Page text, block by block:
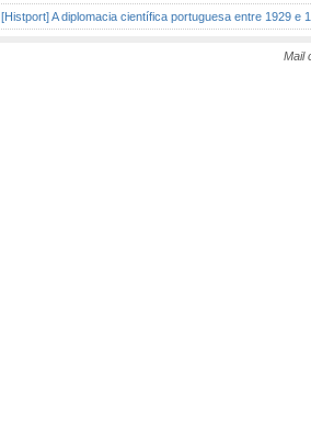
[Histport] A diplomacia científica portuguesa entre 1929 e
Mail